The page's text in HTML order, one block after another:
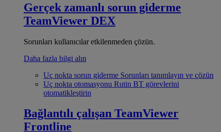
Gerçek zamanlı sorun giderme
TeamViewer DEX
Sorunları kullanıcılar etkilenmeden çözün.
Daha fazla bilgi alın
Uç nokta sorun giderme Sorunları tanımlayın ve çözün
Uç nokta otomasyonu Rutin BT görevlerini
otomatikleştirin
Bağlantılı çalışan TeamViewer
Frontline